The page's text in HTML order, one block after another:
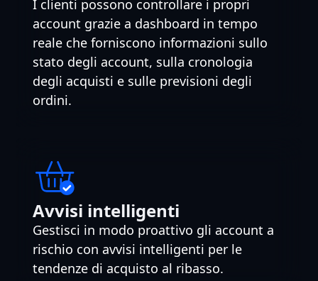
I clienti possono controllare i propri
account grazie a dashboard in tempo
reale che forniscono informazioni sullo
stato degli account, sulla cronologia
degli acquisti e sulle previsioni degli
ordini.
Avvisi intelligenti
Gestisci in modo proattivo gli account a
rischio con avvisi intelligenti per le
tendenze di acquisto al ribasso.